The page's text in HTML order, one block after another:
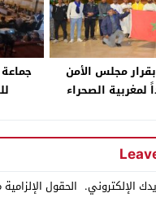
مجلس الأمن
لمغربية الصحراء
الإلكتروني. الحقول